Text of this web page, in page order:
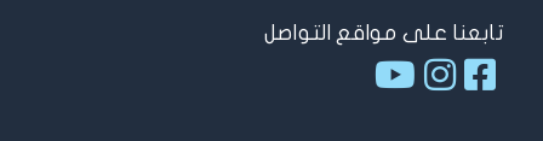
تابعنا على مواقع التواصل